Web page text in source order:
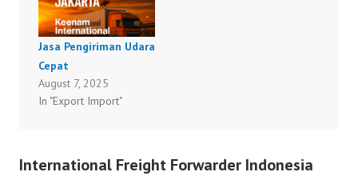
Jasa Pengiriman Udara
Cepat
August 7, 2025
In "Export Import"
International Freight Forwarder Indonesia